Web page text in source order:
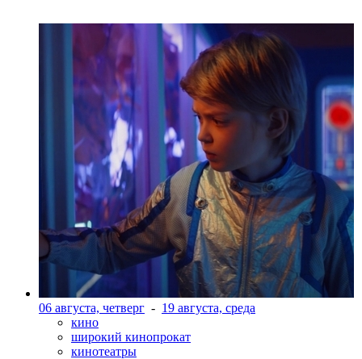
06 августа, четверг - 19 августа, среда
кино
широкий кинопрокат
кинотеатры